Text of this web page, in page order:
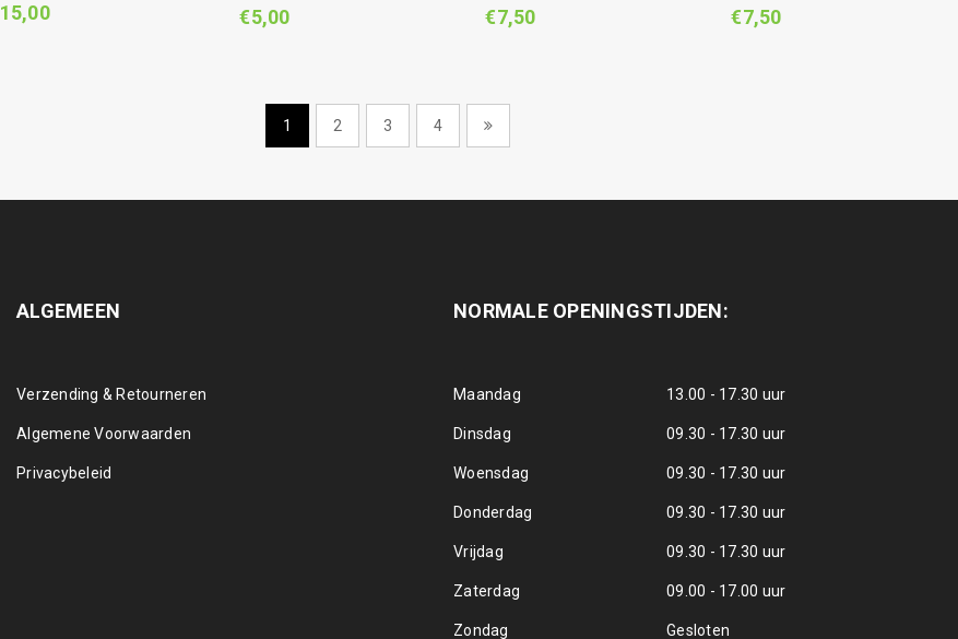
15,00 €5,00 €7,50 €7,50
1 2 3 4
ALGEMEEN
Verzending & Retourneren
Algemene Voorwaarden
Privacybeleid
NORMALE OPENINGSTIJDEN:
Maandag 13.00 - 17.30 uur
Dinsdag 09.30 - 17.30 uur
Woensdag 09.30 - 17.30 uur
Donderdag 09.30 - 17.30 uur
Vrijdag 09.30 - 17.30 uur
Zaterdag 09.00 - 17.00 uur
Zondag Gesloten